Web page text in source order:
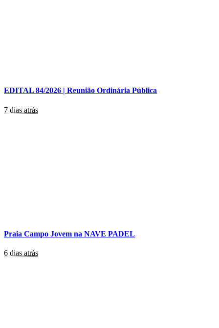
EDITAL 84/2026 | Reunião Ordinária Pública
7 dias atrás
Praia Campo Jovem na NAVE PADEL
6 dias atrás